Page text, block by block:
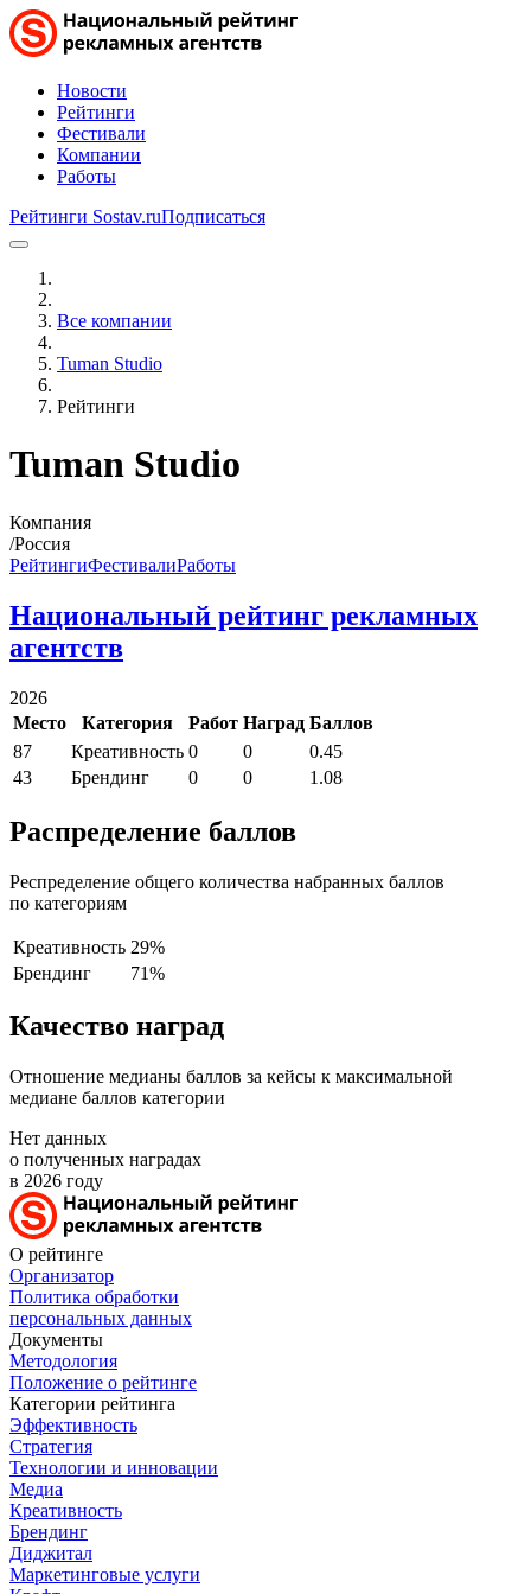
Новости
Рейтинги
Фестивали
Компании
Работы
Рейтинги Sostav.ruПодписаться
Все компании
Tuman Studio
Рейтинги
Tuman Studio
Компания
/Россия
РейтингиФестивалиРаботы
Национальный рейтинг рекламных
агентств
2026
Место
Категория Работ Наград Баллов
87
Креативность 0 0
0.45
43
Брендинг 0 0 1.08
Распределение баллов
Респределение общего количества набранных баллов
по категориям
Креативность 29%
Брендинг
71%
Качество наград
Отношение медианы баллов за кейсы к максимальной
медиане баллов категории
Нет данных
о полученных наградах
в 2026 году
О рейтинге
Организатор
Политика обработки
персональных данных
Документы
Методология
Положение о рейтинге
Категории рейтинга
Эффективность
Стратегия
Технологии и инновации
Медиа
Креативность
Брендинг
Диджитал
Маркетинговые услуги